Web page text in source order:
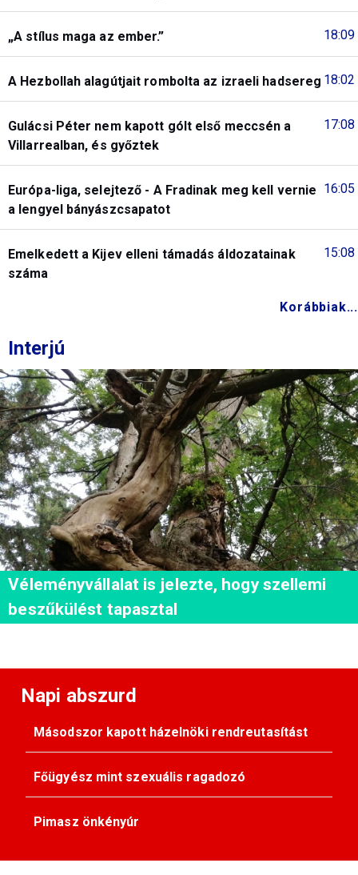
18:09
„A stílus maga az ember.”
18:02
A Hezbollah alagútjait rombolta az izraeli hadsereg
17:08
Gulácsi Péter nem kapott gólt első meccsén a
Villarrealban, és győztek
16:05
Európa-liga, selejtező - A Fradinak meg kell vernie
a lengyel bányászcsapatot
15:08
Emelkedett a Kijev elleni támadás áldozatainak
száma
Korábbiak...
Interjú
Véleményvállalat is jelezte, hogy szellemi
beszűkülést tapasztal
Napi abszurd
Másodszor kapott házelnöki rendreutasítást
Főügyész mint szexuális ragadozó
Pimasz önkényúr